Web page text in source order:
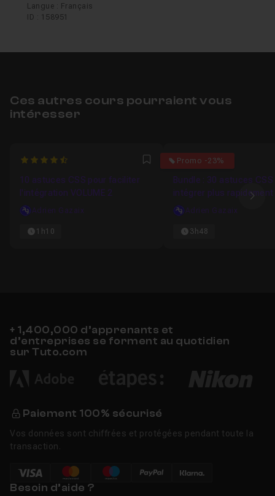
Langue : Français
ID : 158951
Ces autres cours pourraient vous
intéresser
4.9090909090909 Favori
10 astuces CSS pour faciliter
l'intégration VOLUME 2
Adrien Gazaix
1h10
Promo -23%
4.8888888888889
Bundle : 30 astuces
intégrer plus rapidement
Adrien Gazaix
3h48
+ 1,400,000 d’apprenants et
d’entreprises se forment au quotidien
sur Tuto.com
Paiement 100% sécurisé
Vos données sont chiffrées et protégées pendant toute la
transaction.
Besoin d’aide ?